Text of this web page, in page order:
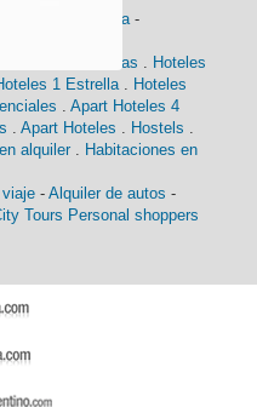
Historia-
Hoteles 4 Estrellas . Hoteles
1 Estrella. Hoteles
. Apart Hoteles 4
. Apart Hoteles . Hostels .
alquiler . Habitaciones en
- Alquiler de autos -
Tours Personal shoppers